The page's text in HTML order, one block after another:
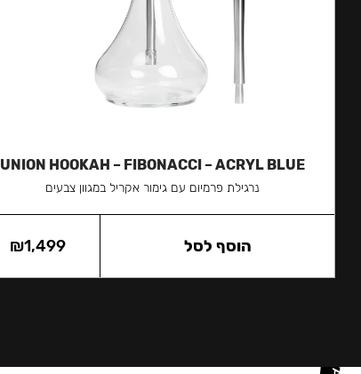
UNION HOOKAH – FIBONACCI – ACRYL BLUE
נרגילת פרמיום עם גימור אקריל במגוון צבעים
₪1,499 הוסף לסל